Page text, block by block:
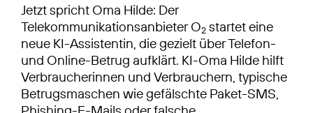
Jetzt spricht Oma Hilde: Der
Telekommunikationsanbieter O2 startet eine
neue KI-Assistentin, die gezielt über Telefon-
und Online-Betrug aufklärt. KI-Oma Hilde hilft
Verbraucherinnen und Verbrauchern, typische
Betrugsmaschen wie gefälschte Paket-SMS,